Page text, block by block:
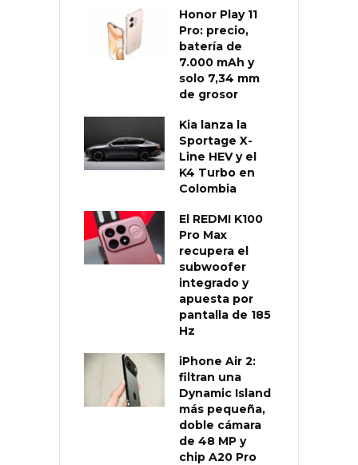
Honor Play 11
Pro: precio,
batería de
7.000 mAh y
solo 7,34 mm
de grosor
Kia lanza la
Sportage X-
Line HEV y el
K4 Turbo en
Colombia
El REDMI K100
Pro Max
recupera el
subwoofer
integrado y
apuesta por
pantalla de 185
Hz
iPhone Air 2:
filtran una
Dynamic Island
más pequeña,
doble cámara
de 48 MP y
chip A20 Pro